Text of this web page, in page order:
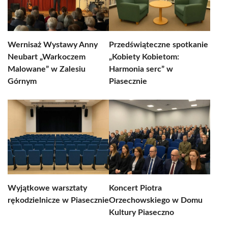
Wernisaż Wystawy Anny
Neubart „Warkoczem
Malowane” w Zalesiu
Górnym
Przedświąteczne spotkanie
„Kobiety Kobietom:
Harmonia serc” w
Piasecznie
Wyjątkowe warsztaty
rękodzielnicze w Piasecznie
Koncert Piotra
Orzechowskiego w Domu
Kultury Piaseczno